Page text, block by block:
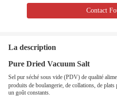
Contact
La description
Pure Dried Vacuum Salt
Sel pur séché sous vide (PDV) de qualité
produits de boulangerie, de collations, de plats
un goût constants.